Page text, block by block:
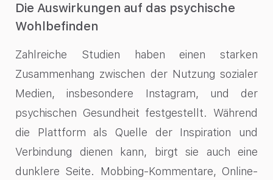
Die Auswirkungen auf das psychische
Wohlbefinden
Zahlreiche Studien haben einen starken
Zusammenhang zwischen der Nutzung sozialer
Medien, insbesondere Instagram, und der
psychischen Gesundheit festgestellt. Während
die Plattform als Quelle der Inspiration und
Verbindung dienen kann, birgt sie auch eine
dunklere Seite. Mobbing-Kommentare, Online-